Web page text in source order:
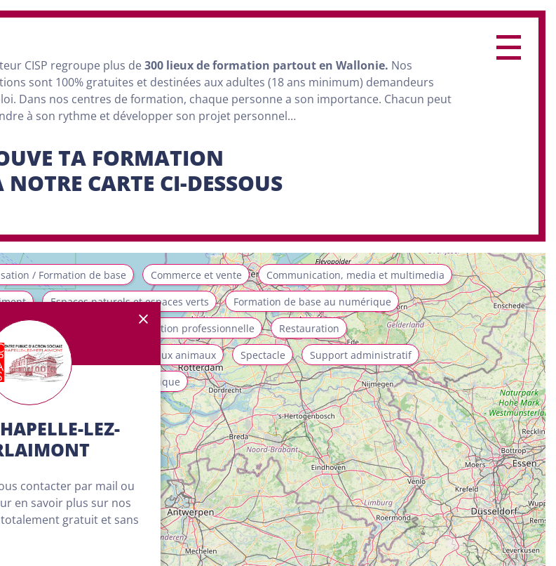
CISP regroupe plus de300 lieux de formation partout en Wallonie. Nos
sont 100% gratuites et destinées aux adultes (18 ans minimum) demandeurs
Dans nos centres de formation, chaque personne a son importance. Chacun peut
à son rythme et développer son projet personnel…
TA FORMATION
CARTE CI-DESSOUS
/ Formation de base Commerce et vente
Communication, media et multimedia
Espaces naturels et espaces verts
Formation de base au numérique
Orientation professionnelle
Restauration
et à la collectivité
Soins aux animaux Spectacle
Support administratif
animation
Transport et logistique
LEZ-
contacter par mail ou
en savoir plus sur nos
gratuit et sans